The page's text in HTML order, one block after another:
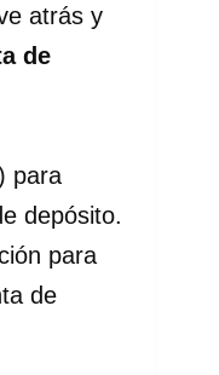
atrás y
de
para
depósito.
para
de